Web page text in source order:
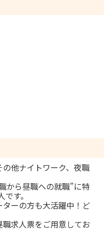
他ナイトワーク、夜職
から昼職への就職”に特
す。
ーの方も大活躍中！ど
求人票をご用意してお